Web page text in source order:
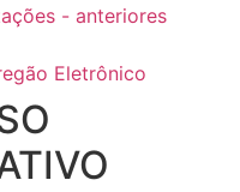
- anteriores
Eletrônico